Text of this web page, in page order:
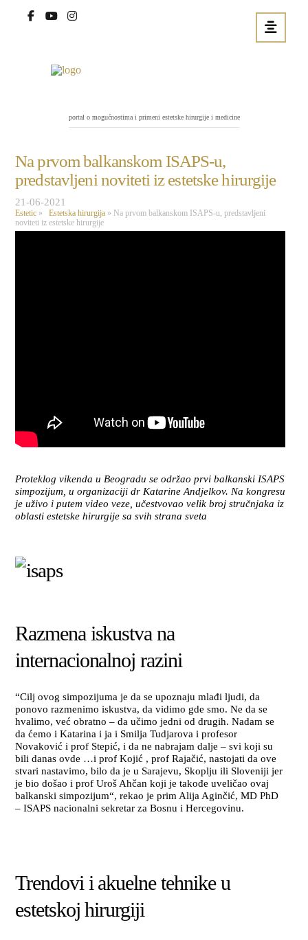
portal o mogućnostima i primeni estetske hirurgije i medicine
Na prvom balkanskom ISAPS-u,
predstavljeni noviteti iz estetske hirurgije
21-06-2021
Estetic » Estetska hirurgija » Na prvom balkanskom ISAPS-u, predstavljeni
noviteti iz estetske hirurgije
Proteklog vikenda u Beogradu se održao prvi balkanski ISAPS
simpozijum, u organizaciji dr Katarine Andjelkov. Na kongresu
je uživo i putem video veze, učestvovao velik broj stručnjaka iz
oblasti estetske hirurgije sa svih strana sveta
Razmena iskustva na
internacionalnoj razini
“Cilj ovog simpozijuma je da se upoznaju mlađi ljudi, da
ponovo razmenimo iskustva, da vidimo gde smo. Ne da se
hvalimo, već obratno – da učimo jedni od drugih. Nadam se
da ćemo i Katarina i ja i Smilja Tudjarova i profesor
Novaković i prof Stepić, i da ne nabrajam dalje – svi koji su
bili danas ovde …i prof Kojić , prof Rajačić, nastojati da ove
stvari nastavimo, bilo da je u Sarajevu, Skoplju ili Sloveniji jer
je bio došao i prof Uroš Ahčan koji je takođe uveličao ovaj
balkanski simpozijum“, rekao je prim Alija Aginčić, MD PhD
– ISAPS nacionalni sekretar za Bosnu i Hercegovinu.
Trendovi i akuelne tehnike u
estetskoj hirurgiji